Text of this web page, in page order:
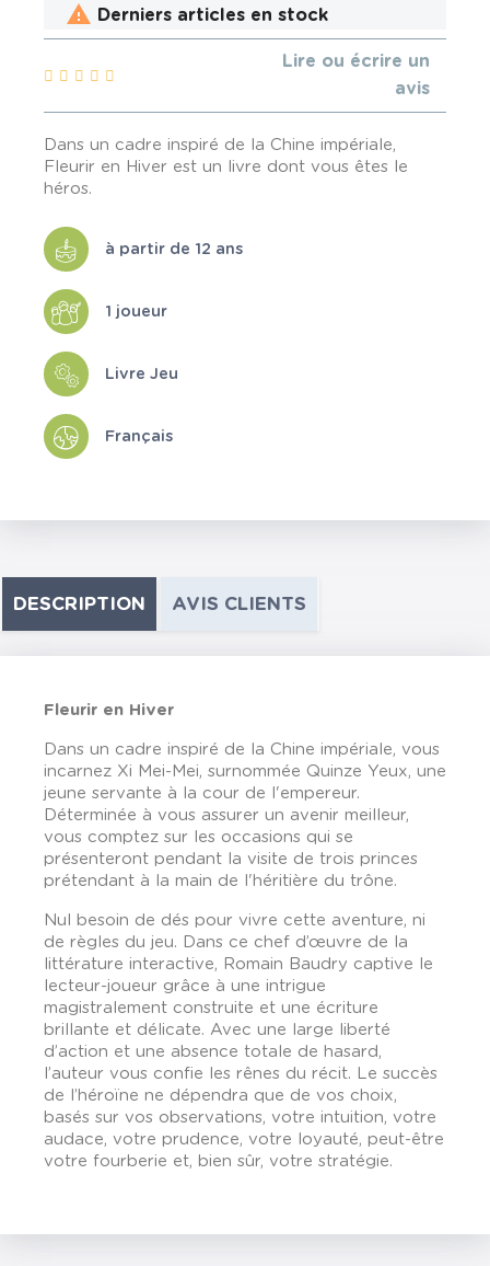
 Derniers articles en stock
Lire ou écrire un
avis
Dans un cadre inspiré de la Chine impériale,
Fleurir en Hiver est un livre dont vous êtes le
héros.
à partir de 12 ans
1 joueur
Livre Jeu
Français
DESCRIPTION AVIS CLIENTS
Fleurir en Hiver
Dans un cadre inspiré de la Chine impériale, vous
incarnez Xi Mei-Mei, surnommée Quinze Yeux, une
jeune servante à la cour de l'empereur.
Déterminée à vous assurer un avenir meilleur,
vous comptez sur les occasions qui se
présenteront pendant la visite de trois princes
prétendant à la main de l'héritière du trône.
Nul besoin de dés pour vivre cette aventure, ni
de règles du jeu. Dans ce chef d’œuvre de la
littérature interactive, Romain Baudry captive le
lecteur-joueur grâce à une intrigue
magistralement construite et une écriture
brillante et délicate. Avec une large liberté
d’action et une absence totale de hasard,
l’auteur vous confie les rênes du récit. Le succès
de l’héroïne ne dépendra que de vos choix,
basés sur vos observations, votre intuition, votre
audace, votre prudence, votre loyauté, peut-être
votre fourberie et, bien sûr, votre stratégie.